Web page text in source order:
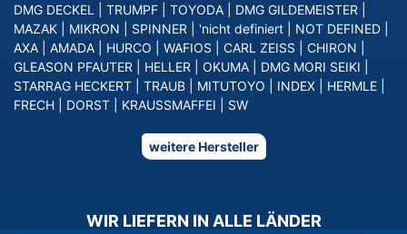
DMG DECKEL TRUMPF TOYODA DMG GILDEMEISTER
MAZAK
MIKRON SPINNER 'nicht definiert NOT DEFINED
AXA
AMADA HURCO WAFIOS CARL ZEISS CHIRON
GLEASON PFAUTER
HELLER OKUMA DMG MORI SEIKI
STARRAG HECKERT
TRAUB MITUTOYO INDEX HERMLE
FRECH
DORST KRAUSSMAFFEI SW
weitere Hersteller
WIR LIEFERN IN ALLE LÄNDER